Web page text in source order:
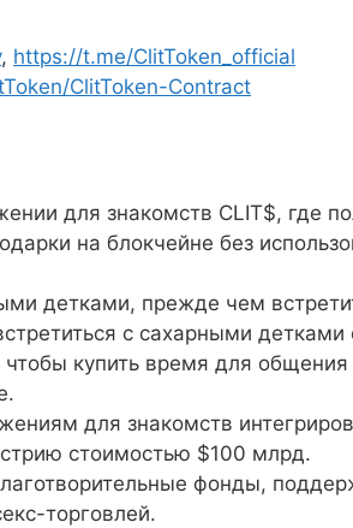
, https://t.me/ClitToken_official
ClitToken-Contract
для знакомств CLIT$, где
на блокчейне без
детками, прежде чем
с сахарными
купить время для общения
для знакомств
стоимостью $100 млрд.
фонды,
торговлей.